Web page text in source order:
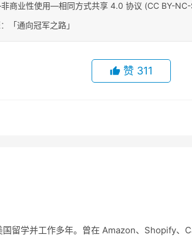
商业性使用—相同方式共享 4.0 协议 (CC BY-
「通向冠军之路」
赞 311
留学并工作多年。曾在 Amazon、Shopify、